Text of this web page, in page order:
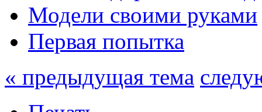
Модели своими руками
Первая попытка
« предыдущая тема